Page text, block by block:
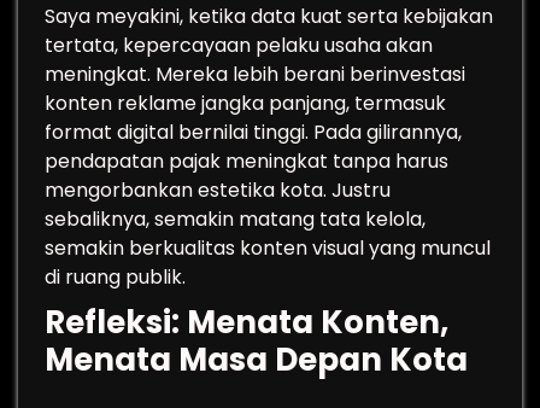
Saya meyakini, ketika data kuat serta kebijakan
tertata, kepercayaan pelaku usaha akan
meningkat. Mereka lebih berani berinvestasi
konten reklame jangka panjang, termasuk
format digital bernilai tinggi. Pada gilirannya,
pendapatan pajak meningkat tanpa harus
mengorbankan estetika kota. Justru
sebaliknya, semakin matang tata kelola,
semakin berkualitas konten visual yang muncul
di ruang publik.
Refleksi: Menata Konten,
Menata Masa Depan Kota